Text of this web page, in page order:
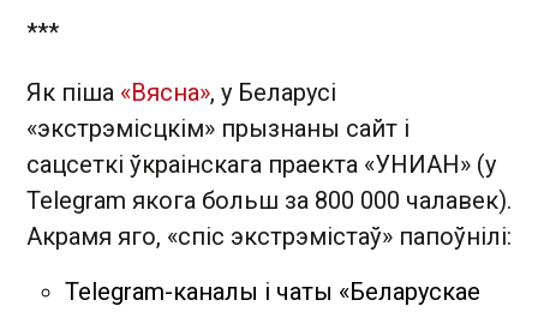
***
Як піша «Вясна», у Беларусі
«экстрэмісцкім» прызнаны сайт і
сацсеткі ўкраінскага праекта «УНИАН» (у
Telegram якога больш за 800 000 чалавек).
Акрамя яго, «спіс экстрэмістаў» папоўнілі:
Telegram-каналы і чаты «Беларускае